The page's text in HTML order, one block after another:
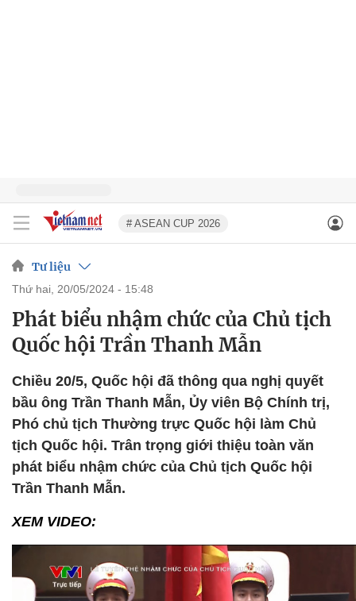
# ASEAN CUP 2026
Tư liệu
thứ hai, 20/05/2024 - 15:48
Phát biểu nhậm chức của Chủ tịch
Quốc hội Trần Thanh Mẫn
Chiều 20/5, Quốc hội đã thông qua nghị quyết
bầu ông Trần Thanh Mẫn, Ủy viên Bộ Chính trị,
Phó chủ tịch Thường trực Quốc hội làm Chủ
tịch Quốc hội. Trân trọng giới thiệu toàn văn
phát biểu nhậm chức của Chủ tịch Quốc hội
Trần Thanh Mẫn.
XEM VIDEO: